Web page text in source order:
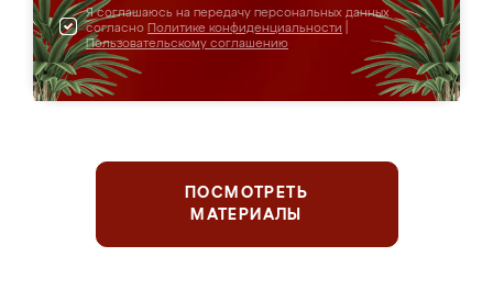
Я соглашаюсь на передачу персональных данных
согласно Политике конфиденциальности
Пользовательскому соглашению
ПОСМОТРЕТЬ
МАТЕРИАЛЫ